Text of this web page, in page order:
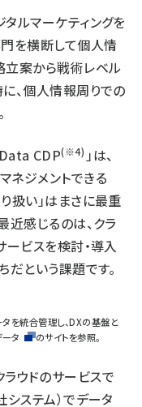
ルマーケティングを
を横断して個人情
立案から戦術レベル
、個人情報周りでの
CDP(※4) 」は、
ネジメントできる
扱い」はまさに最重
近感じるのは、クラ
ビスを検討・導入
だという課題です。
統合管理し、DXの基盤と
ータ のサイトを参照。
ウドのサービスで
システム）でデータ